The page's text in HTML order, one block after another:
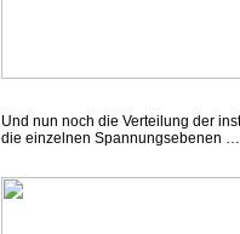
Und nun noch die Verteilung der
die einzelnen Spannungsebenen